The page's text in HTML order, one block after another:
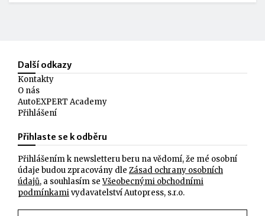
Další odkazy
Kontakty
O nás
AutoEXPERT Academy
Přihlášení
Přihlaste se k odběru
Přihlášením k newsletteru beru na vědomí, že mé osobní
údaje budou zpracovány dle Zásad ochrany osobních
údajů, a souhlasím seVšeobecnými obchodními
podmínkamivydavatelství Autopress, s.r.o.